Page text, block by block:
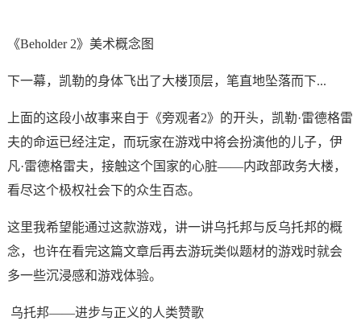
《Beholder 2》美术概念图
下一幕，凯勒的身体飞出了大楼顶层，笔直地坠落而下...
上面的这段小故事来自于《旁观者2》的开头，凯勒·雷德格雷
夫的命运已经注定，而玩家在游戏中将会扮演他的儿子，伊
凡·雷德格雷夫，接触这个国家的心脏——内政部政务大楼，
看尽这个极权社会下的众生百态。
这里我希望能通过这款游戏，讲一讲乌托邦与反乌托邦的概
念，也许在看完这篇文章后再去游玩类似题材的游戏时就会
多一些沉浸感和游戏体验。
乌托邦——进步与正义的人类赞歌